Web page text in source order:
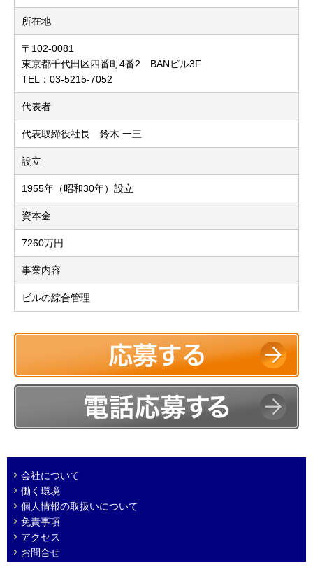
所在地
〒102-0081
東京都千代田区四番町4番2 BANビル3F
TEL：03-5215-7052
代表者
代表取締役社長 鈴木 一三
設立
1955年（昭和30年）設立
資本金
7260万円
事業内容
ビルの綜合管理
会社について
働く環境
個人情報の取扱いについて
免責事項
アクセス
お問合せ